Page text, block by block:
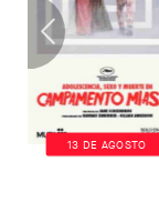
13 DE AGOSTO